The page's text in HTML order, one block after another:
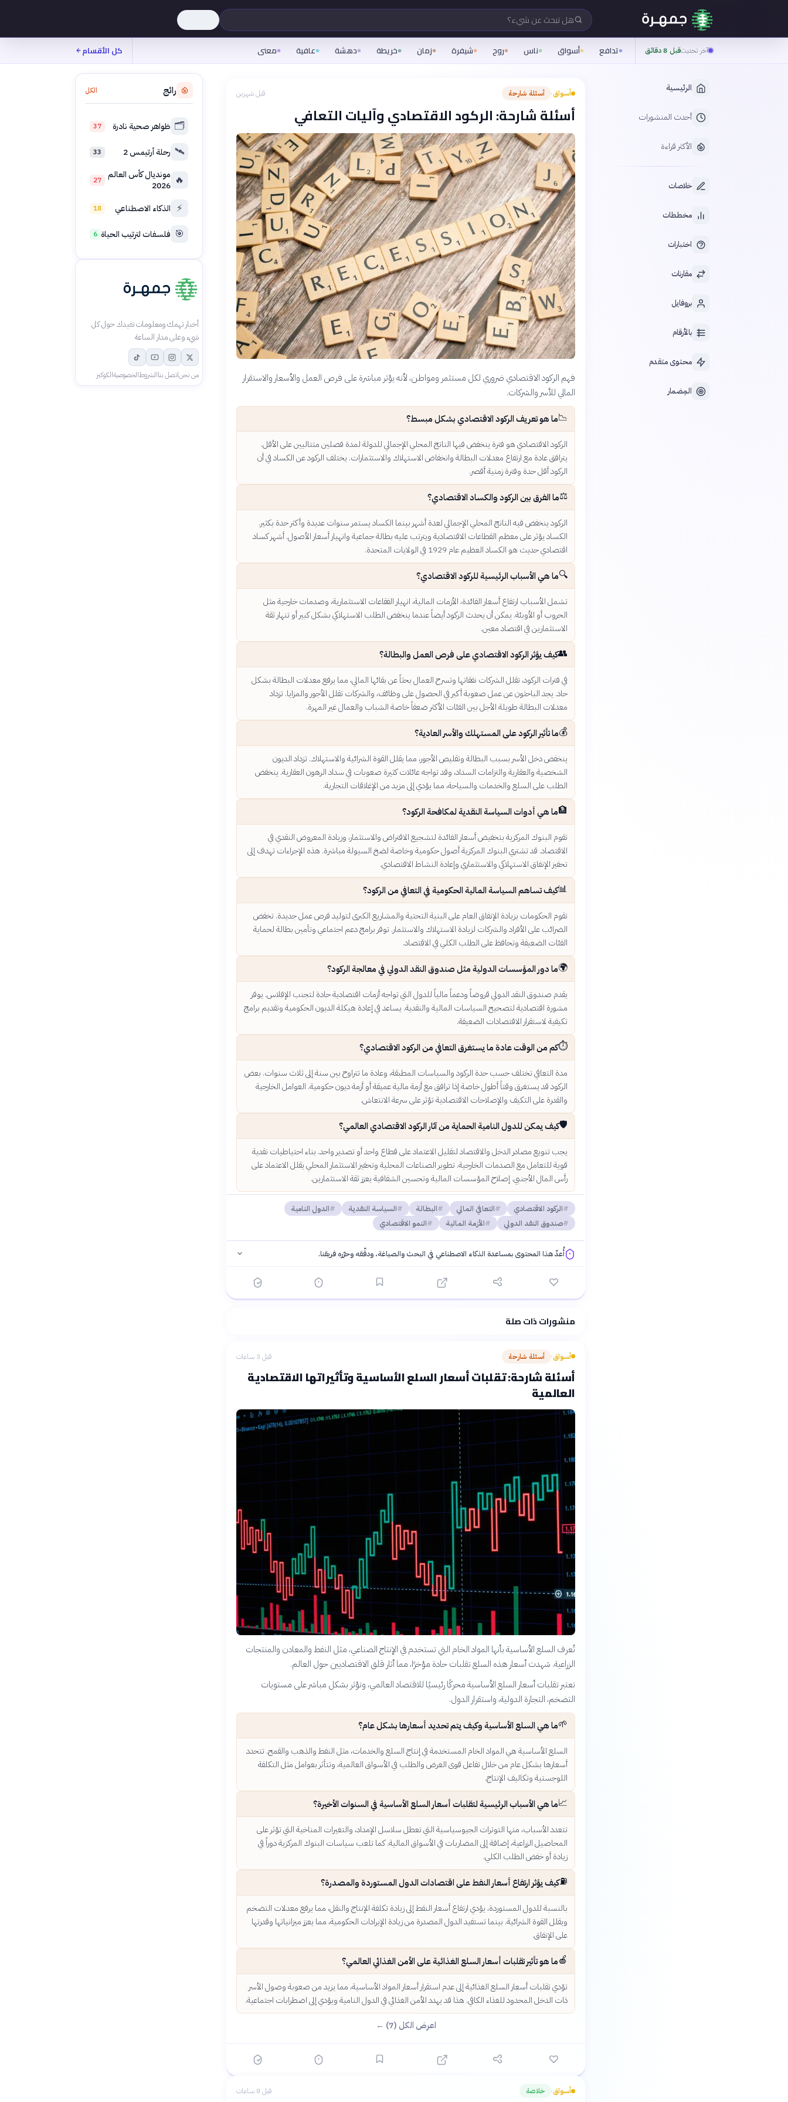
هل تبحث عن شيء؟
آخر تحديثقبل 8 دقائق تدافع أسواق ناس روح شيفرة زمان خريطة دهشة عافية معنى كل الأقسام
الرئيسية
أحدث المنشورات
الأكثر قراءة
خلاصات
مخططات
اختبارات
مقارنات
بروفايل
بالأرقام
محتوى متقدم
المِضمار
أسواق› أسئلة شارحة قبل شهرين
أسئلة شارحة: الركود الاقتصادي وآليات التعافي
فهم الركود الاقتصادي ضروري لكل مستثمر ومواطن، لأنه يؤثر مباشرة على فرص العمل والأسعار والاستقرار
المالي للأسر والشركات.
📉ما هو تعريف الركود الاقتصادي بشكل مبسط؟
الركود الاقتصادي هو فترة ينخفض فيها الناتج المحلي الإجمالي للدولة لمدة فصلين متتاليين على الأقل.
يترافق عادة مع ارتفاع معدلات البطالة وانخفاض الاستهلاك والاستثمارات. يختلف الركود عن الكساد في أن
الركود أقل حدة وفترة زمنية أقصر.
⚖️ما الفرق بين الركود والكساد الاقتصادي؟
الركود ينخفض فيه الناتج المحلي الإجمالي لعدة أشهر بينما الكساد يستمر سنوات عديدة وأكثر حدة بكثير.
الكساد يؤثر على معظم القطاعات الاقتصادية ويترتب عليه بطالة جماعية وانهيار أسعار الأصول. أشهر كساد
اقتصادي حديث هو الكساد العظيم عام 1929 في الولايات المتحدة.
🔍ما هي الأسباب الرئيسية للركود الاقتصادي؟
تشمل الأسباب ارتفاع أسعار الفائدة، الأزمات المالية، انهيار الفقاعات الاستثمارية، وصدمات خارجية مثل
الحروب أو الأوبئة. يمكن أن يحدث الركود أيضاً عندما ينخفض الطلب الاستهلاكي بشكل كبير أو تنهار ثقة
الاستثمارين في اقتصاد معين.
👥كيف يؤثر الركود الاقتصادي على فرص العمل والبطالة؟
في فترات الركود، تقلل الشركات نفقاتها وتسرح العمال بحثاً عن بقائها المالي، مما يرفع معدلات البطالة بشكل
حاد. يجد الباحثون عن عمل صعوبة أكبر في الحصول على وظائف، والشركات تقلل الأجور والمزايا. تزداد
معدلات البطالة طويلة الأجل بين الفئات الأكثر ضعفاً خاصة الشباب والعمال غير المهرة.
💰ما تأثير الركود على المستهلك والأسر العادية؟
ينخفض دخل الأسر بسبب البطالة وتقليص الأجور، مما يقلل القوة الشرائية والاستهلاك. تزداد الديون
الشخصية والعقارية والتزامات السداد، وقد تواجه عائلات كثيرة صعوبات في سداد الرهون العقارية. ينخفض
الطلب على السلع والخدمات والسياحة، مما يؤدي إلى مزيد من الإغلاقات التجارية.
🏦ما هي أدوات السياسة النقدية لمكافحة الركود؟
تقوم البنوك المركزية بتخفيض أسعار الفائدة لتشجيع الاقتراض والاستثمار، وزيادة المعروض النقدي في
الاقتصاد. قد تشتري البنوك المركزية أصول حكومية وخاصة لضخ السيولة مباشرة. هذه الإجراءات تهدف إلى
تحفيز الإنفاق الاستهلاكي والاستثماري وإعادة النشاط الاقتصادي.
📊كيف تساهم السياسة المالية الحكومية في التعافي من الركود؟
تقوم الحكومات بزيادة الإنفاق العام على البنية التحتية والمشاريع الكبرى لتوليد فرص عمل جديدة. تخفض
الضرائب على الأفراد والشركات لزيادة الاستهلاك والاستثمار. توفر برامج دعم اجتماعي وتأمين بطالة لحماية
الفئات الضعيفة وتحافظ على الطلب الكلي في الاقتصاد.
🌍ما دور المؤسسات الدولية مثل صندوق النقد الدولي في معالجة الركود؟
يقدم صندوق النقد الدولي قروضاً ودعماً مالياً للدول التي تواجه أزمات اقتصادية حادة لتجنب الإفلاس. يوفر
مشورة اقتصادية لتصحيح السياسات المالية والنقدية. يساعد في إعادة هيكلة الديون الحكومية وتقديم برامج
تكيفية لاستقرار الاقتصادات الضعيفة.
⏱️كم من الوقت عادة ما يستغرق التعافي من الركود الاقتصادي؟
مدة التعافي تختلف حسب حدة الركود والسياسات المطبقة، وعادة ما تتراوح بين سنة إلى ثلاث سنوات. بعض
الركود قد يستغرق وقتاً أطول خاصة إذا ترافق مع أزمة مالية عميقة أو أزمة ديون حكومية. العوامل الخارجية
والقدرة على التكيف والإصلاحات الاقتصادية تؤثر على سرعة الانتعاش.
🛡️كيف يمكن للدول النامية الحماية من آثار الركود الاقتصادي العالمي؟
يجب تنويع مصادر الدخل والاقتصاد لتقليل الاعتماد على قطاع واحد أو تصدير واحد. بناء احتياطيات نقدية
قوية للتعامل مع الصدمات الخارجية. تطوير الصناعات المحلية وتحفيز الاستثمار المحلي يقلل الاعتماد على
رأس المال الأجنبي. إصلاح المؤسسات المالية وتحسين الشفافية يعزز ثقة الاستثمارين.
الركود الاقتصادي التعافي المالي البطالة السياسة النقدية
الدول النامية
صندوق النقد الدولي
الأزمة المالية النمو الاقتصادي
أُعدّ هذا المحتوى بمساعدة الذكاء الاصطناعي في البحث والصياغة، ودقّقه وحرّره فريقنا.
منشورات ذات صلة
أسواق› أسئلة شارحة قبل 3 ساعات
أسئلة شارحة: تقلبات أسعار السلع الأساسية وتأثيراتها الاقتصادية
العالمية
تُعرف السلع الأساسية بأنها المواد الخام التي تستخدم في الإنتاج الصناعي، مثل النفط والمعادن والمنتجات
الزراعية. شهدت أسعار هذه السلع تقلبات حادة مؤخرًا، مما أثار قلق الاقتصاديين حول العالم.
تعتبر تقلبات أسعار السلع الأساسية محركًا رئيسيًا للاقتصاد العالمي، وتؤثر بشكل مباشر على مستويات
التضخم، التجارة الدولية، واستقرار الدول.
🌱ما هي السلع الأساسية وكيف يتم تحديد أسعارها بشكل عام؟
السلع الأساسية هي المواد الخام المستخدمة في إنتاج السلع والخدمات، مثل النفط والذهب والقمح. تتحدد
أسعارها بشكل عام من خلال تفاعل قوى العرض والطلب في الأسواق العالمية، وتتأثر بعوامل مثل التكلفة
اللوجستية وتكاليف الإنتاج.
📈ما هي الأسباب الرئيسية لتقلبات أسعار السلع الأساسية في السنوات الأخيرة؟
تتعدد الأسباب، منها التوترات الجيوسياسية التي تعطل سلاسل الإمداد، والتغيرات المناخية التي تؤثر على
المحاصيل الزراعية، إضافة إلى المضاربات في الأسواق المالية. كما تلعب سياسات البنوك المركزية دوراً في
زيادة أو خفض الطلب الكلي.
⛽كيف يؤثر ارتفاع أسعار النفط على اقتصادات الدول المستوردة والمصدرة؟
بالنسبة للدول المستوردة، يؤدي ارتفاع أسعار النفط إلى زيادة تكلفة الإنتاج والنقل، مما يرفع معدلات التضخم
ويقلل القوة الشرائية. بينما تستفيد الدول المصدرة من زيادة الإيرادات الحكومية، مما يعزز ميزانياتها وقدرتها
على الإنفاق.
🍎ما هو تأثير تقلبات أسعار السلع الغذائية على الأمن الغذائي العالمي؟
تؤدي تقلبات أسعار السلع الغذائية إلى عدم استقرار أسعار المواد الأساسية، مما يزيد من صعوبة وصول الأسر
ذات الدخل المحدود للغذاء الكافي. هذا قد يهدد الأمن الغذائي في الدول النامية ويؤدي إلى اضطرابات اجتماعية.
اعرض الكل (7) ←
أسواق› خلاصة قبل 8 ساعات
رائج الكل
🗂️ ظواهر صحية نادرة 37
🛰️ رحلة أرتيمس 2 33
🔥 مونديال كأس العالم
2026
27
⚡ الذكاء الاصطناعي 18
🎯 فلسفات لترتيب الحياة 6
أخبار تهمك ومعلومات تفيدك حول كل
شيء وعلى مدار الساعة
من نحناتصل بناالشروطالخصوصيةالكوكيز